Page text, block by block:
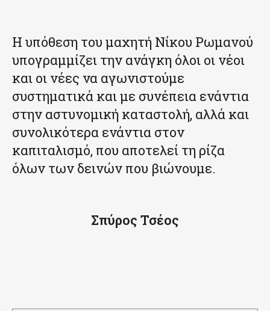
Η υπόθεση του μαχητή Νίκου Ρωμανού
υπογραμμίζει την ανάγκη όλοι οι νέοι
και οι νέες να αγωνιστούμε
συστηματικά και με συνέπεια ενάντια
στην αστυνομική καταστολή, αλλά και
συνολικότερα ενάντια στον
καπιταλισμό, που αποτελεί τη ρίζα
όλων των δεινών που βιώνουμε.
Σπύρος Τσέος